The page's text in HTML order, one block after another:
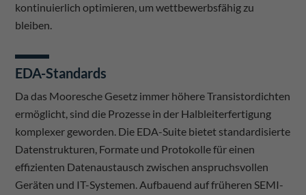
kontinuierlich optimieren, um wettbewerbsfähig zu
bleiben.
EDA-Standards
Da das Mooresche Gesetz immer höhere Transistordichten
ermöglicht, sind die Prozesse in der Halbleiterfertigung
komplexer geworden. Die EDA-Suite bietet standardisierte
Datenstrukturen, Formate und Protokolle für einen
effizienten Datenaustausch zwischen anspruchsvollen
Geräten und IT-Systemen. Aufbauend auf früheren SEMI-